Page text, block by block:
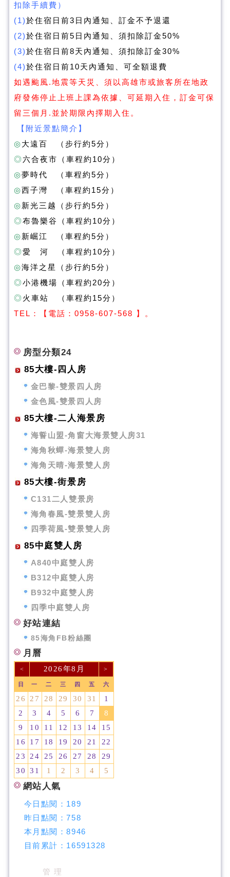
扣除手續費）
(1)於住宿日前3日內通知、訂金不予退還
(2)於住宿日前5日內通知、須扣除訂金50%
(3)於住宿日前8天內通知、須扣除訂金30%
(4)於住宿日前10天內通知、可全額退費
如遇颱風.地震等天災、須以高雄市或旅客所在地政
府發佈停止上班上課為依據、可延期入住，訂金可保
留三個月.並於期限內擇期入住。
【附近景點簡介】
◎大遠百 （步行約5分）
◎六合夜市（車程約10分）
◎夢時代 （車程約5分）
◎西子灣 （車程約15分）
◎新光三越（步行約5分）
◎布魯樂谷（車程約10分）
◎新崛江 （車程約5分）
◎愛 河 （車程約10分）
◎海洋之星（步行約5分）
◎小港機場（車程約20分）
◎火車站 （車程約15分）
T EL：【電話：0958-607-568 】。
房型分類24
85大樓-四人房
金巴黎-雙景四人房
金色風-雙景四人房
85大樓-二人海景房
海誓山盟-角窗大海景雙人房31
海角秋蟬-海景雙人房
海角天晴-海景雙人房
85大樓-街景房
C131二人雙景房
海角春風-雙景雙人房
四季荷風-雙景雙人房
85中庭雙人房
A840中庭雙人房
B312中庭雙人房
B932中庭雙人房
四季中庭雙人房
好站連結
85海角FB粉絲團
月曆
< 2026年8月 >
日 一 二 三 四 五 六
26 27 28 29 30 31
1
2
3 4 5 6 7
8
9
10 11 12 13 14
15
16
17 18 19 20 21
22
23
24 25 26 27 28
29
30
31 1 2 3 4 5
網站人氣
今日點閱： 189
昨日點閱：758
本月點閱：8946
目前累計： 16591328
管 理